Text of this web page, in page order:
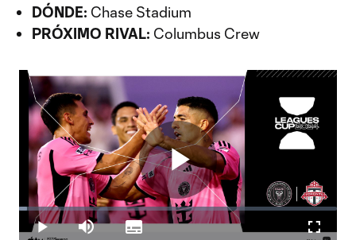
DÓNDE: Chase Stadium
PRÓXIMO RIVAL: Columbus Crew
Play
Play Mute
Loaded:
2.41%
Subtitles